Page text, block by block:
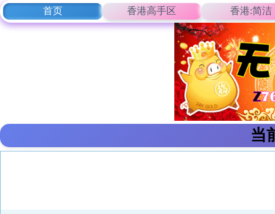
首页 香港高手区 香港:简洁
当